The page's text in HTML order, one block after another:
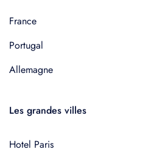
France
Portugal
Allemagne
Les grandes villes
Hotel Paris